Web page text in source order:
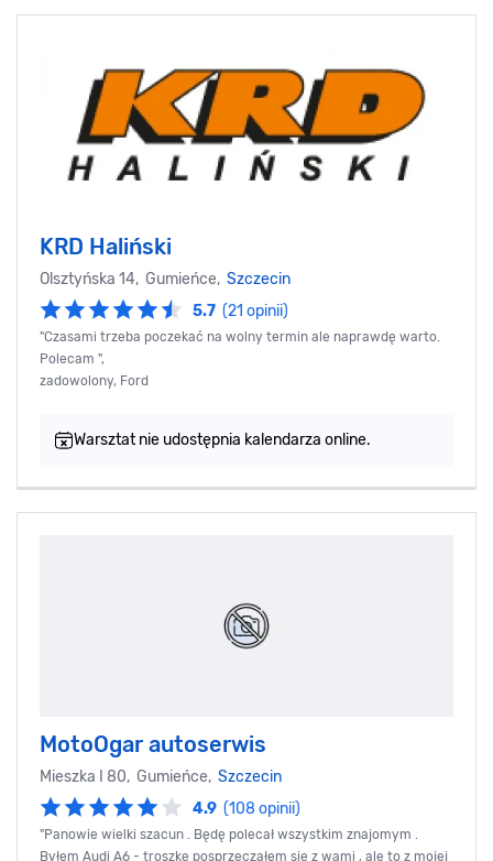
KRD Haliński
Olsztyńska 14, Gumieńce, Szczecin
5.7 (21 opinii)
"Czasami trzeba poczekać na wolny termin ale naprawdę warto.
Polecam ",
zadowolony, Ford
Warsztat nie udostępnia kalendarza online.
MotoOgar autoserwis
Mieszka I 80, Gumieńce, Szczecin
4.9 (108 opinii)
"Panowie wielki szacun . Będę polecał wszystkim znajomym .
Byłem Audi A6 - troszkę posprzeczałem się z wami , ale to z mojej